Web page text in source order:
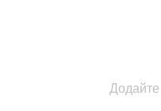
Додайте